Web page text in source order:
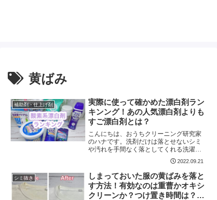
黄ばみ
補助剤・仕上げ剤
実際に使って確かめた漂白剤ラン
キンング！あの人気漂白剤よりも
すご漂白剤とは？
こんにちは、おうちクリーニング研究家
のハナです。洗剤だけは落とせないシミ
や汚れを手間なく落としてくれる洗濯の
力強い味方「漂白剤」本日は色柄ものに
も使える「酸素系漂白」の洗浄力を実際
に使って調査します。試してみたのはド
ラッグストア5軒をまわっ...
2022.09.21
シミ抜き
しまっておいた服の黄ばみを落と
す方法！有効なのは重曹かオキシ
クリーンか？つけ置き時間は？実